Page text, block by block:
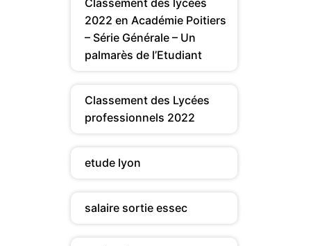
Classement des lycées
2022 en Académie Poitiers
– Série Générale – Un
palmarès de l’Etudiant
Classement des Lycées
professionnels 2022
etude lyon
salaire sortie essec